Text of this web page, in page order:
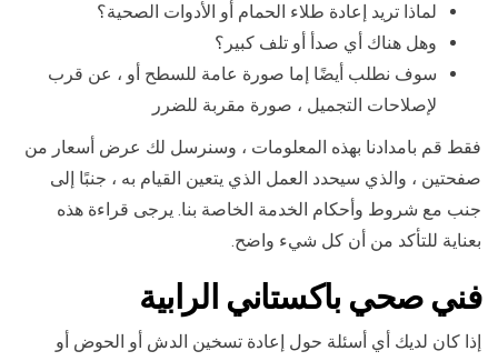
لماذا تريد إعادة طلاء الحمام أو الأدوات الصحية؟
وهل هناك أي صدأ أو تلف كبير؟
سوف نطلب أيضًا إما صورة عامة للسطح أو ، عن قرب
لإصلاحات التجميل ، صورة مقربة للضرر
فقط قم بامدادنا بهذه المعلومات ، وسنرسل لك عرض أسعار من
صفحتين ، والذي سيحدد العمل الذي يتعين القيام به ، جنبًا إلى
جنب مع شروط وأحكام الخدمة الخاصة بنا. يرجى قراءة هذه
بعناية للتأكد من أن كل شيء واضح.
فني صحي باكستاني الرابية
إذا كان لديك أي أسئلة حول إعادة تسخين الدش أو الحوض أو